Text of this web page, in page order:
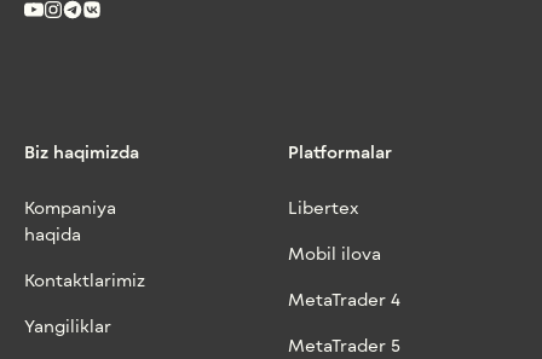
Biz haqimizda
Kompaniya
haqida
Kontaktlarimiz
Yangiliklar
Platformalar
Libertex
Mobil ilova
MetaTrader 4
MetaTrader 5